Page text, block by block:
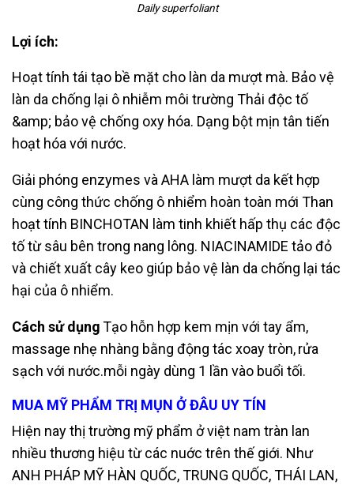
Daily superfoliant
Lợi ích:
Hoạt tính tái tạo bề mặt cho làn da mượt mà. Bảo vệ
làn da chống lại ô nhiễm môi trường Thải độc tố
&amp; bảo vệ chống oxy hóa. Dạng bột mịn tân tiến
hoạt hóa với nước.
Giải phóng enzymes và AHA làm mượt da kết hợp
cùng công thức chống ô nhiểm hoàn toàn mới Than
hoạt tính BINCHOTAN làm tinh khiết hấp thụ các độc
tố từ sâu bên trong nang lông. NIACINAMIDE tảo đỏ
và chiết xuất cây keo giúp bảo vệ làn da chống lại tác
hại của ô nhiểm.
Cách sử dụngTạo hỗn hợp kem mịn với tay ẩm,
massage nhẹ nhàng bằng động tác xoay tròn,rửa
sạch với nước.mỗi ngày dùng 1 lần vào buổi tối.
MUA MỸ PHẨM TRỊ MỤN Ở ĐÂU UY TÍN
Hiện nay thị trường mỹ phẩm ở việt nam tràn lan
nhiều thương hiệu từ các nuớc trên thế giới. Như
ANH PHÁP MỸ HÀN QUỐC, TRUNG QUỐC, THÁI LAN,